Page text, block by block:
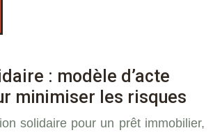
: modèle d’acte
minimiser les risques
solidaire pour un prêt immobilier,